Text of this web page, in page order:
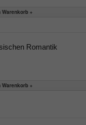
Romantik